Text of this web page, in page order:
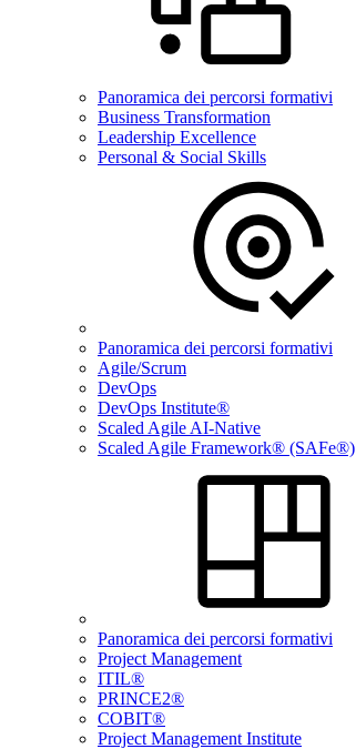
Panoramica dei percorsi formativi
Business Transformation
Leadership Excellence
Personal & Social Skills
Panoramica dei percorsi formativi
Agile/Scrum
DevOps
DevOps Institute®
Scaled Agile AI-Native
Scaled Agile Framework® (SAFe®)
Panoramica dei percorsi formativi
Project Management
ITIL®
PRINCE2®
COBIT®
Project Management Institute